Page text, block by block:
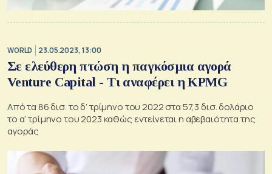
WORLD 23.05.2023, 13:00
Σε ελεύθερη πτώση η παγκόσμια αγορά
Venture Capital - Τι αναφέρει η KPMG
Από τα 86 δισ. το δ’ τρίμηνο του 2022 στα 57,3 δισ. δολάριο
το α’ τρίμηνο του 2023 καθώς εντείνεται η αβεβαιότητα της
αγοράς